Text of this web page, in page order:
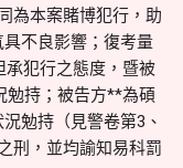
為本案賭博犯行，助
不良影響；復考量
犯行之態度，暨被
勉持；被告方**為碩
勉持（見警卷第3、
刑，並均諭知易科罰